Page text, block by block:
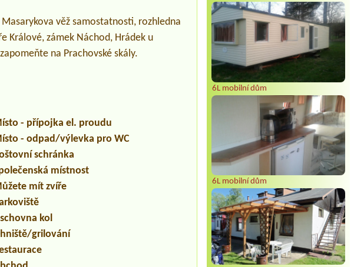
6L mobilní dům
6L mobilní dům
věž samostatnosti, rozhledna
Králové, zámek Náchod, Hrádek u
na Prachovské skály.
- přípojka el. proudu
- odpad/výlevka pro WC
schránka
místnost
mít zvíře
kol
grilování